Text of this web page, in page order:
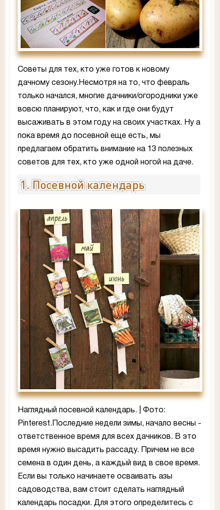
Советы для тех, кто уже готов к новому
дачному сезону.Несмотря на то, что февраль
только начался, многие дачники/огородники уже
вовсю планируют, что, как и где они будут
высаживать в этом году на своих участках. Ну а
пока время до посевной еще есть, мы
предлагаем обратить внимание на 13 полезных
советов для тех, кто уже одной ногой на даче.
1. Посевной календарь
Наглядный посевной календарь. | Фото:
Pinterest.Последние недели зимы, начало весны -
ответственное время для всех дачников. В это
время нужно высадить рассаду. Причем не все
семена в один день, а каждый вид в свое время.
Если вы только начинаете осваивать азы
садоводства, вам стоит сделать наглядный
календарь посадки. Для этого определитесь с